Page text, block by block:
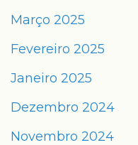
Março 2025
Fevereiro 2025
Janeiro 2025
Dezembro 2024
Novembro 2024